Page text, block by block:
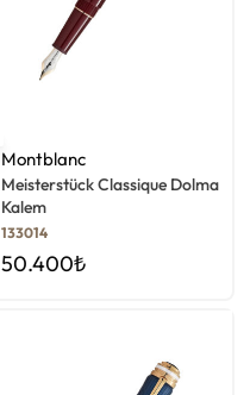
Montblanc
Meisterstück Classique Dolma
Kalem
133014
50.400₺